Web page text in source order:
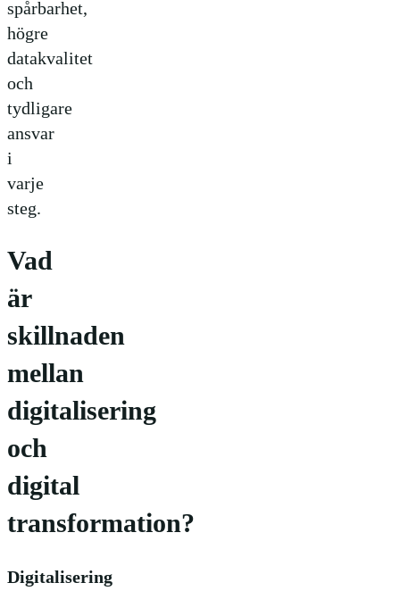
spårbarhet,
högre
datakvalitet
och
tydligare
ansvar
i
varje
steg.
Vad
är
skillnaden
mellan
digitalisering
och
digital
transformation?
Digitalisering